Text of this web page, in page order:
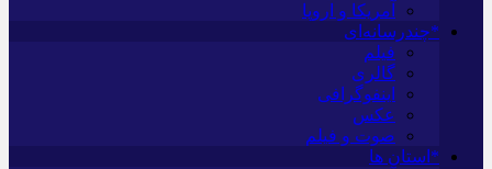
آمریکا و اروپا
*چندرسانه‌ای
فیلم
گالری
اینفوگرافی
عکس
صوت و فیلم
*استان ها